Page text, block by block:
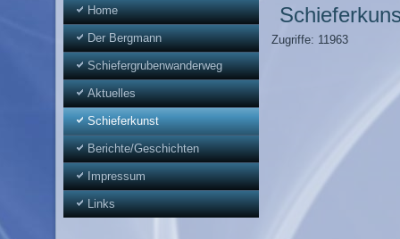
Home
Der Bergmann
Schiefergrubenwanderweg
Aktuelles
Schieferkunst
Berichte/Geschichten
Impressum
Links
Zugriffe: 11963